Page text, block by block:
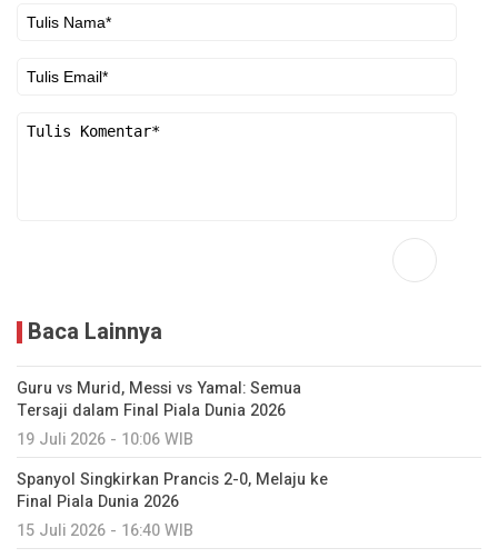
Baca Lainnya
Guru vs Murid, Messi vs Yamal: Semua
Tersaji dalam Final Piala Dunia 2026
19 Juli 2026 - 10:06 WIB
Spanyol Singkirkan Prancis 2-0, Melaju ke
Final Piala Dunia 2026
15 Juli 2026 - 16:40 WIB